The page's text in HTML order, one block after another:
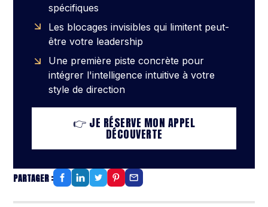
spécifiques
Les blocages invisibles qui limitent peut-
être votre leadership
Une première piste concrète pour
intégrer l'intelligence intuitive à votre
style de direction
👉 JE RÉSERVE MON APPEL
DÉCOUVERTE
PARTAGER :